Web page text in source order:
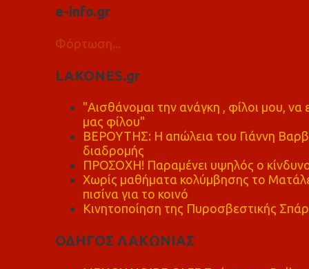
e-info.gr
Φόρτωση...
LAKONES.gr
"Αισθάνομαι την ανάγκη , φίλοι μου,
μας φίλου"
ΒΕΡΟΥΤΗΣ: Η απώλεια του Γιάννη
διαδρομής
ΠΡΟΣΟΧΗ! Παραμένει υψηλός ο
Χωρίς μαθήματα κολύμβησης το
πισίνα για το κοινό
Κινητοποίηση της Πυροσβεστικής
ΟΔΗΓΟΣ ΛΑΚΩΝΙΑΣ